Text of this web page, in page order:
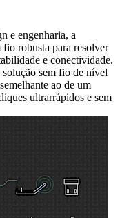
e engenharia, a
robusta para resolver
e conectividade.
sem fio de nível
ao de um
ultrarrápidos e sem